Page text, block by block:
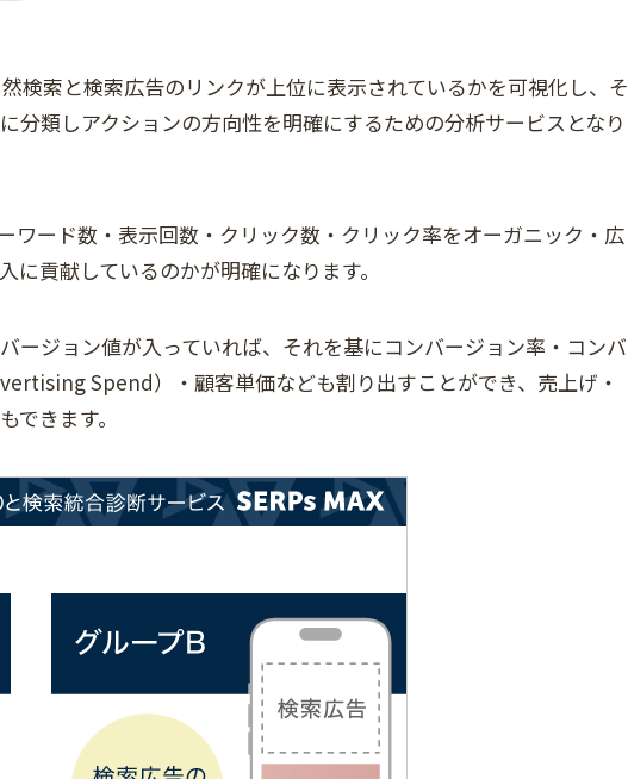
検索と検索広告のリンクが上位に表示されているかを可視化し、そ
分類しアクションの方向性を明確にするための分析サービスとなり
ワード数・表示回数・クリック数・クリック率をオーガニック・広
貢献しているのかが明確になります。
ージョン値が入っていれば、それを基にコンバージョン率・コンバ
Spend）・顧客単価なども割り出すことができ、売上げ・
きます。